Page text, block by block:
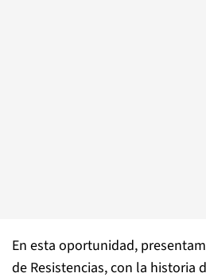
En esta oportunidad,
de Resistencias, con la historia